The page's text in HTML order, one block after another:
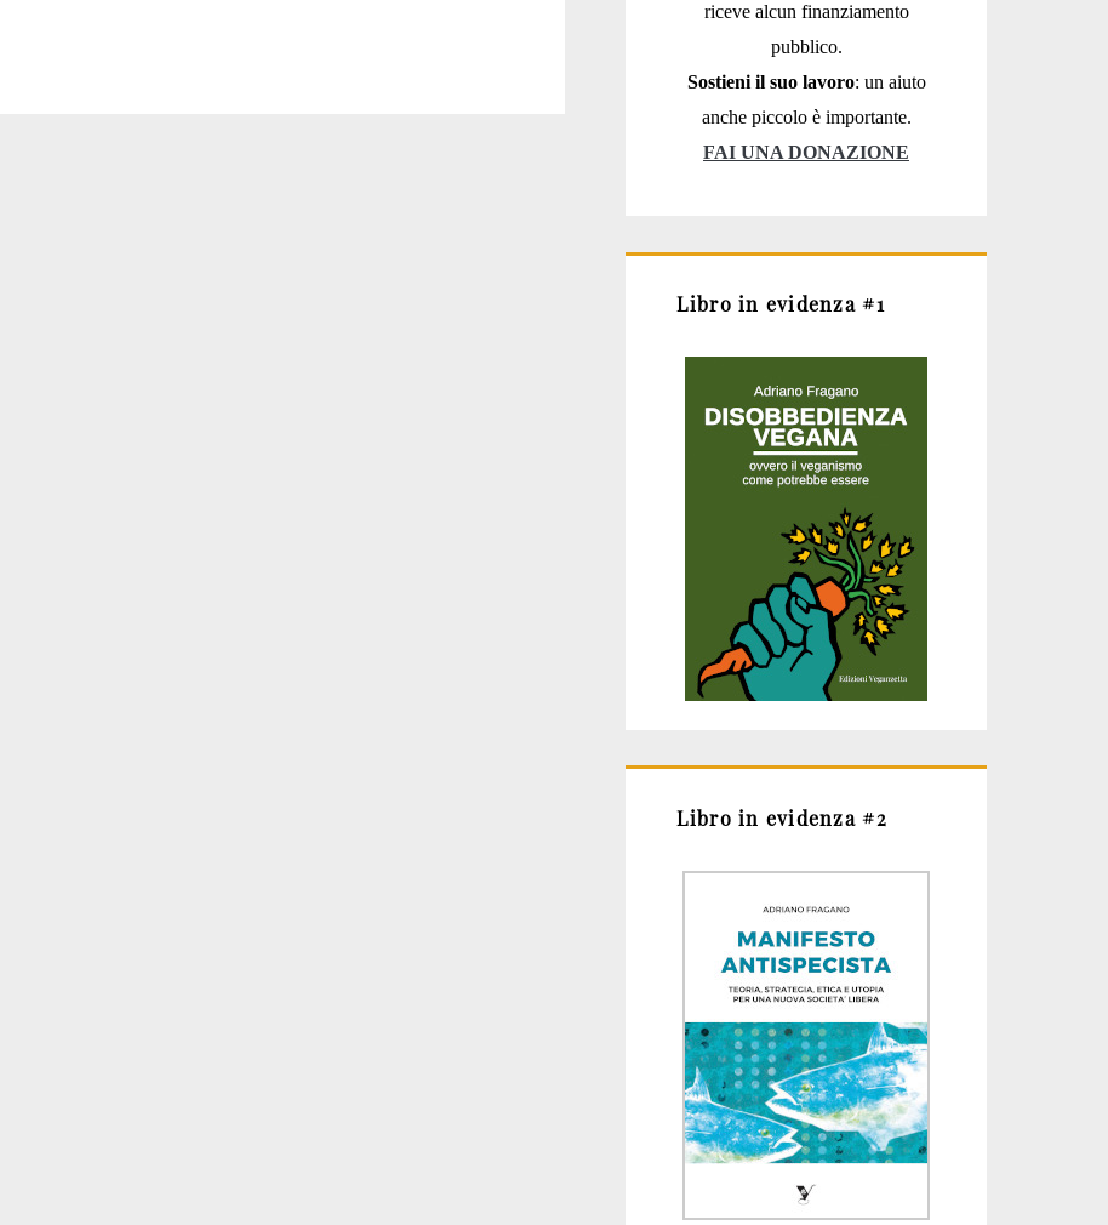
riceve alcun finanziamento
pubblico.
Sostieni il suo lavoro: un aiuto
anche piccolo è importante.
FAI UNA DONAZIONE
Libro in evidenza #1
Libro in evidenza #2